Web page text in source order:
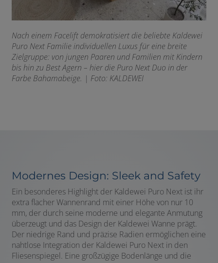
Nach einem Facelift demokratisiert die beliebte Kaldewei
Puro Next Familie individuellen Luxus für eine breite
Zielgruppe: von jungen Paaren und Familien mit Kindern
bis hin zu Best Agern – hier die Puro Next Duo in der
Farbe Bahamabeige. | Foto: KALDEWEI
Modernes Design: Sleek and Safety
Ein besonderes Highlight der Kaldewei Puro Next ist ihr
extra flacher Wannenrand mit einer Höhe von nur 10
mm, der durch seine moderne und elegante Anmutung
überzeugt und das Design der Kaldewei Wanne prägt.
Der niedrige Rand und präzise Radien ermöglichen eine
nahtlose Integration der Kaldewei Puro Next in den
Fliesenspiegel. Eine großzügige Bodenlänge und die